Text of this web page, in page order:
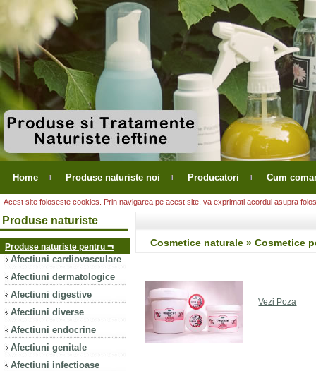
Home Produse naturiste noi Producatori Cum
Acest site foloseste cookies. Prin navigarea pe acest site, va exprimati acordul asupra
Produse naturiste
Produse naturiste pentru ¬
Afectiuni cardiovasculare
Afectiuni dermatologice
Afectiuni digestive
Afectiuni diverse
Afectiuni endocrine
Afectiuni genitale
Afectiuni infectioase
Cosmetice naturale » Cosmetice
Vezi Poza